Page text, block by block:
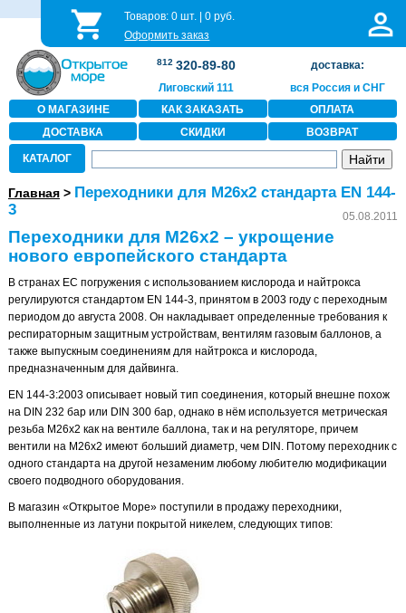
Товаров:0 шт. |0 руб.
Оформить заказ
812 320-89-80
Лиговский 111
доставка:
вся Россия и СНГ
О МАГАЗИНЕ
КАК ЗАКАЗАТЬ
ОПЛАТА
ДОСТАВКА
СКИДКИ ВОЗВРАТ
КАТАЛОГ
Главная> Переходники для M26x2 стандарта EN 144-
3
05.08.2011
Переходники для M26x2 – укрощение
нового европейского стандарта
В странах ЕС погружения с использованием кислорода и найтрокса
регулируются стандартом EN 144-3, принятом в 2003 году с переходным
периодом до августа 2008. Он накладывает определенные требования к
респираторным защитным устройствам, вентилям газовым баллонов, а
также выпускным соединениям для найтрокса и кислорода,
предназначенным для дайвинга.
EN 144-3:2003 описывает новый тип соединения, который внешне похож
на DIN 232 бар или DIN 300 бар, однако в нём используется метрическая
резьба M26x2 как на вентиле баллона, так и на регуляторе, причем
вентили на M26x2 имеют больший диаметр, чем DIN. Потому переходник с
одного стандарта на другой незаменим любому любителю модификации
своего подводного оборудования.
В магазин «Открытое Море» поступили в продажу переходники,
выполненные из латуни покрытой никелем, следующих типов: